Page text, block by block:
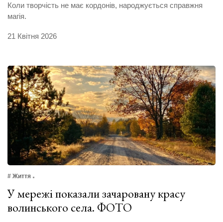
Коли творчість не має кордонів, народжується справжня
магія.
21 Квітня 2026
# Життя
У мережі показали зачаровану красу
волинського села. ФОТО